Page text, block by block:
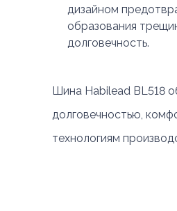
дизайном
образования
долговечность.
Шина Habilead BL518
долговечностью,
технологиям